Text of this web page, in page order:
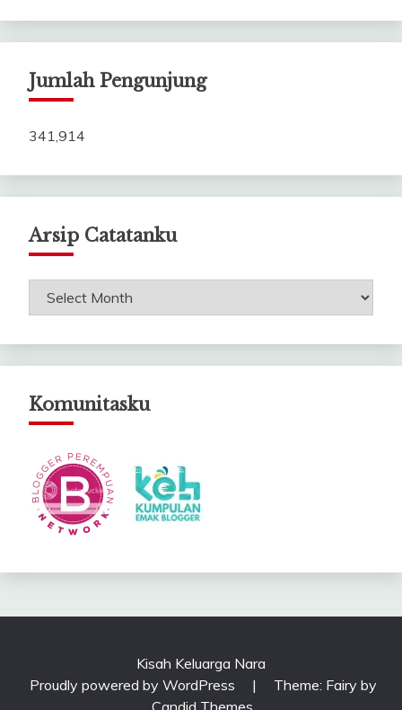
Jumlah Pengunjung
341,914
Arsip Catatanku
Arsip
Komunitasku
Kisah Keluarga Nara
Proudly powered by WordPress
|
Theme: Fairy by
Candid Themes